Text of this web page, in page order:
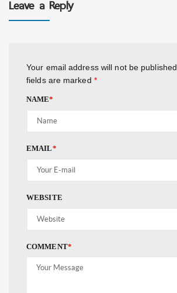
Leave a Reply
Your email address will not be published.
fields are marked *
NAME*
EMAIL*
WEBSITE
COMMENT*